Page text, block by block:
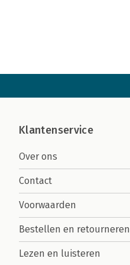
Klantenservice
Over ons
Contact
Voorwaarden
Bestellen en retourneren
Lezen en luisteren